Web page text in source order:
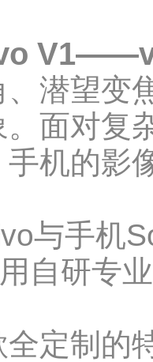
望变焦
面对复
机的影
手机
自研专
制的特